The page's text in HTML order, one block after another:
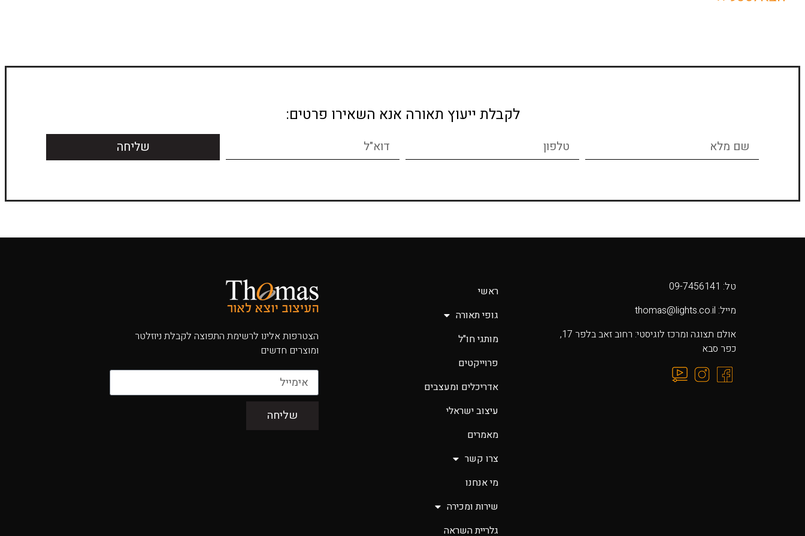
לקבלת ייעוץ תאורה אנא השאירו פרטים:
שליחה
טל: 09-7456141
מייל: thomas@lights.co.il‬
אולם תצוגה ומרכז לוגיסטי: רחוב זאב בלפר 17,
כפר סבא
ראשי
גופי תאורה
מותגי חו"ל
פרוייקטים
אדריכלים ומעצבים
עיצוב ישראלי
מאמרים
צרו קשר
מי אנחנו
שירות ומכירה
גלריית השראה
הצטרפות אלינו לרשימת התפוצה לקבלת ניוזלטר
ומוצרים חדשים
שליחה